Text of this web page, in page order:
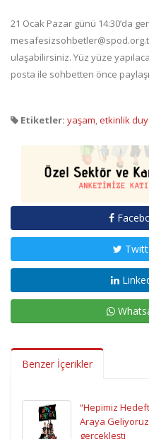
21 Ocak Pazar günü 14:30’da
ulaşabilirsiniz. Yüz yüze
posta ile sohbetten önce
Etiketler: yaşam,etkinlik
Benzer İçerikler
“Hepimiz
Araya
gerçekleşti